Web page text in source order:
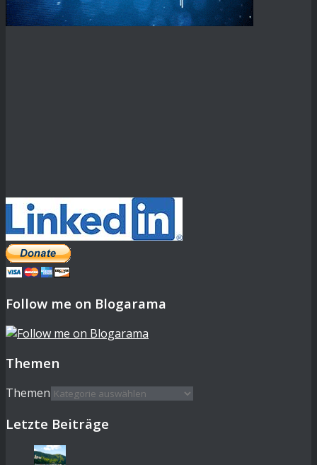
Follow me on Blogarama
Themen
Themen
Letzte Beiträge